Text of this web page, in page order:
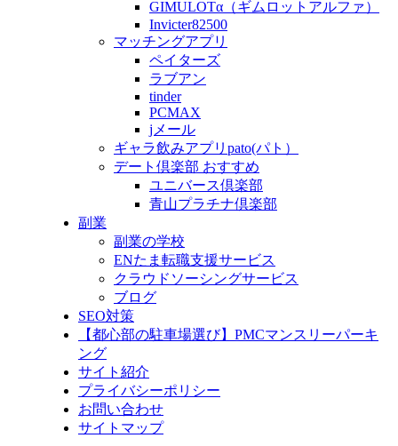
GIMULOTα（ギムロットアルファ）
Invicter82500
マッチングアプリ
ペイターズ
ラブアン
tinder
PCMAX
jメール
ギャラ飲みアプリpato(パト）
デート倶楽部 おすすめ
ユニバース倶楽部
青山プラチナ倶楽部
副業
副業の学校
ENたま転職支援サービス
クラウドソーシングサービス
ブログ
SEO対策
【都心部の駐車場選び】PMCマンスリーパーキ
ング
サイト紹介
プライバシーポリシー
お問い合わせ
サイトマップ